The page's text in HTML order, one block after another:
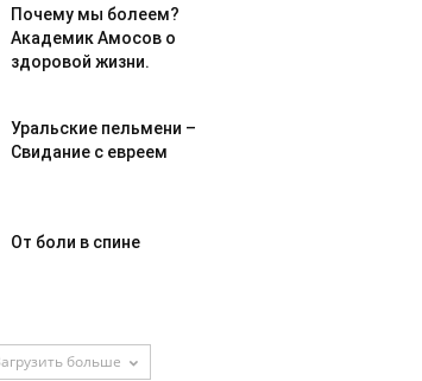
Почему мы болеем?
Академик Амосов о
здоровой жизни.
Уральские пельмени –
Свидание с евреем
От боли в спине
больше